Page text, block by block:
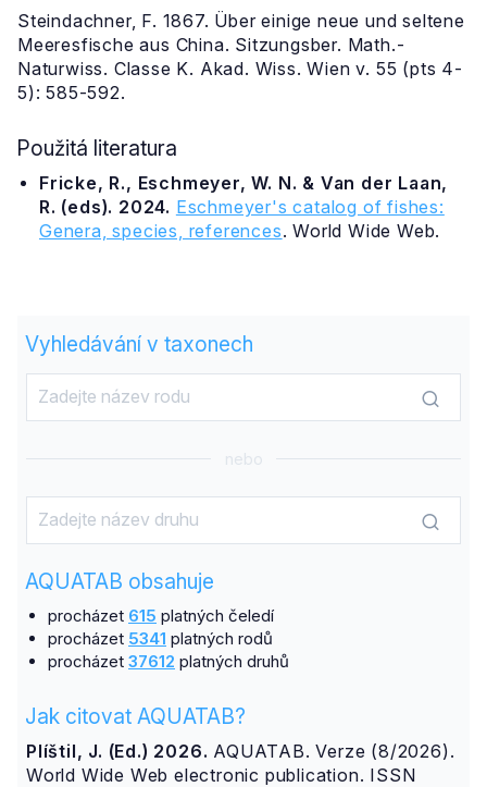
Steindachner, F. 1867. Über einige neue und seltene
Meeresfische aus China. Sitzungsber. Math.-
Naturwiss. Classe K. Akad. Wiss. Wien v. 55 (pts 4-
5): 585-592.
Použitá literatura
Fricke, R., Eschmeyer, W. N. & Van der Laan,
R. (eds). 2024. Eschmeyer's catalog of fishes:
Genera, species, references. World Wide Web.
Vyhledávání v taxonech
nebo
AQUATAB obsahuje
procházet 615 platných čeledí
procházet 5341 platných rodů
procházet 37612 platných druhů
Jak citovat AQUATAB?
Plíštil, J. (Ed.) 2026. AQUATAB. Verze (8/2026).
World Wide Web electronic publication. ISSN